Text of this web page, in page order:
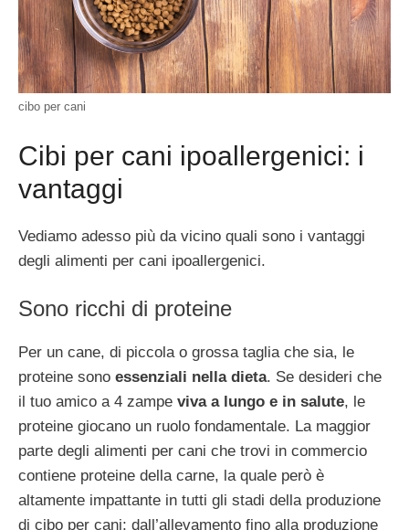
cibo per cani
Cibi per cani ipoallergenici: i
vantaggi
Vediamo adesso più da vicino quali sono i vantaggi
degli alimenti per cani ipoallergenici.
Sono ricchi di proteine
Per un cane, di piccola o grossa taglia che sia, le
proteine sono essenziali nella dieta. Se desideri che
il tuo amico a 4 zampe viva a lungo e in salute, le
proteine giocano un ruolo fondamentale. La maggior
parte degli alimenti per cani che trovi in commercio
contiene proteine della carne, la quale però è
altamente impattante in tutti gli stadi della produzione
di cibo per cani; dall’allevamento fino alla produzione